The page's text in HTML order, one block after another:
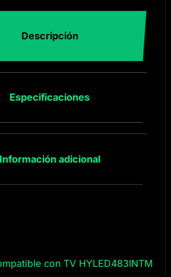
Descripción
Especificaciones
Información adicional
con TV HYLED483INTM